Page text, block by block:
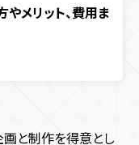
メリット、費用ま
画と制作を得意とし